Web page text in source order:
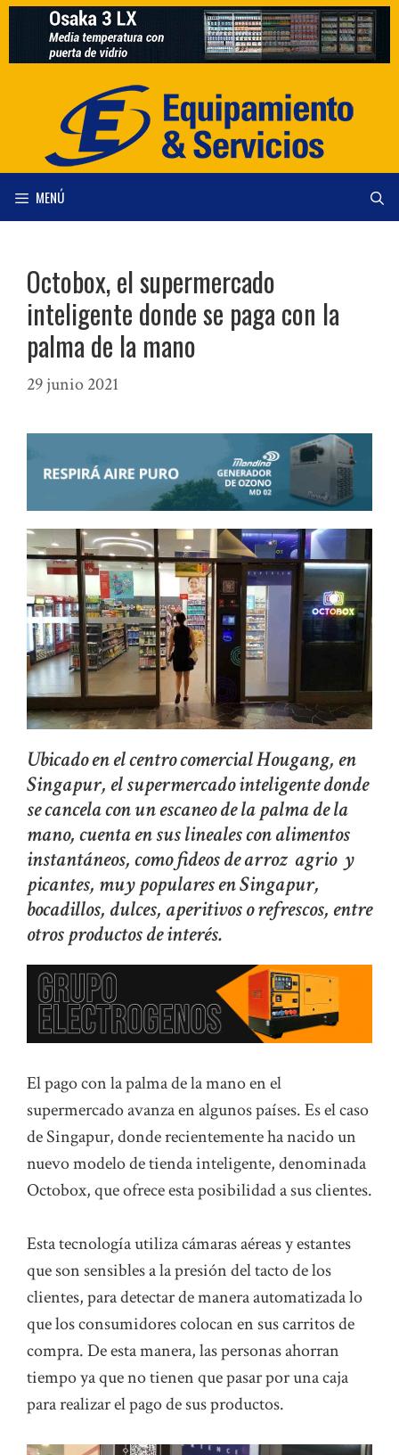
Saltar
contenido
MENÚ
Octobox, el supermercado
inteligente donde se paga con la
palma de la mano
29 junio 2021
Ubicado en el centro comercial Hougang, en
Singapur, el supermercado inteligente donde
se cancela con un escaneo de la palma de la
mano, cuenta en sus lineales con alimentos
instantáneos, como fideos de arroz agrio y
picantes, muy populares en Singapur,
bocadillos, dulces, aperitivos o refrescos, entre
otros productos de interés.
El pago con la palma de la mano en el
supermercado avanza en algunos países. Es el caso
de Singapur, donde recientemente ha nacido un
nuevo modelo de tienda inteligente, denominada
Octobox, que ofrece esta posibilidad a sus clientes.
Esta tecnología utiliza cámaras aéreas y estantes
que son sensibles a la presión del tacto de los
clientes, para detectar de manera automatizada lo
que los consumidores colocan en sus carritos de
compra. De esta manera, las personas ahorran
tiempo ya que no tienen que pasar por una caja
para realizar el pago de sus productos.